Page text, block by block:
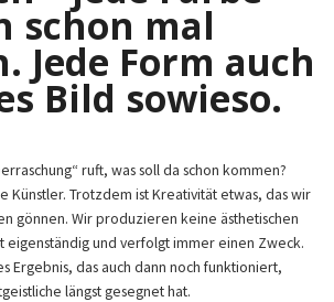
schon mal
Jede Form auch
Bild sowieso.
ruft, was soll da schon kommen?
Künstler. Trotzdem ist Kreativität etwas, das wir
gönnen. Wir produzieren keine ästhetischen
eigenständig und verfolgt immer einen Zweck.
Ergebnis, das auch dann noch funktioniert,
längst gesegnet hat.